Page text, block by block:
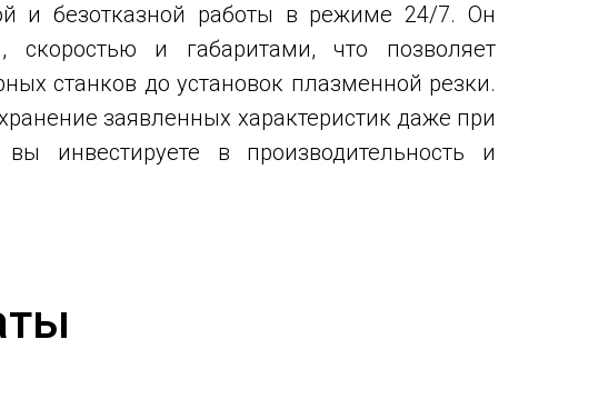
и безотказной работы в режиме 24/7. Он
и габаритами, что позволяет
станков до установок плазменной резки.
заявленных характеристик даже при
инвестируете в производительность и